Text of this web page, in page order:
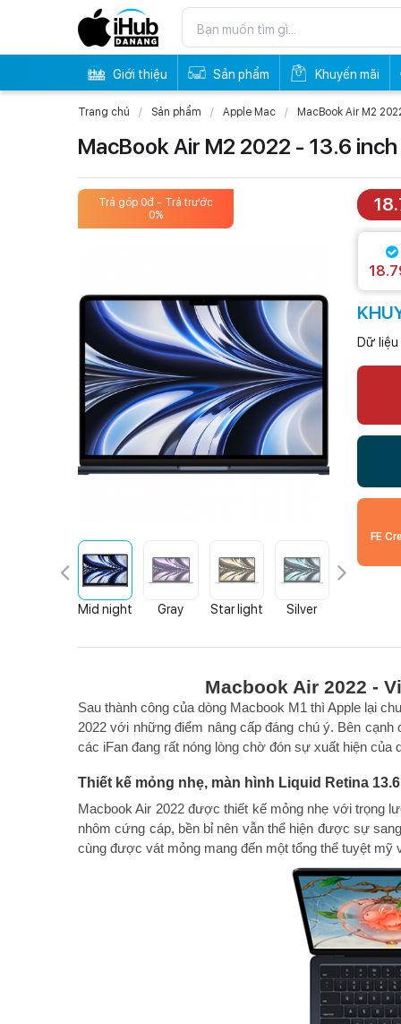
Giới thiệu Sản phẩm Khuyến mãi
Trang chủ Sản phẩm Apple Mac MacBook Air M2
MacBook Air M2 2022 - 13.6
Trả góp 0đ - Trả trước
0%
Trả
Mid night Gray Star light Silver
Dữ
FE
Macbook Air 2022 -
Sau thành công của dòng Macbook M1 thì Apple lại
2022 với những điểm nâng cấp đáng chú ý. Bên
các iFan đang rất nóng lòng chờ đón sự xuất hiện của
Thiết kế mỏng nhẹ, màn hình Liquid Retina
Macbook Air 2022 được thiết kế mỏng nhẹ với trọng
nhôm cứng cáp, bền bỉ nên vẫn thể hiện được sự
cùng được vát mỏng mang đến một tổng thể tuyệt mỹ